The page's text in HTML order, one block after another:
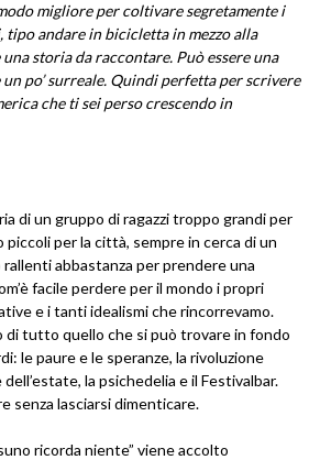
migliore per coltivare segretamente i
andare in bicicletta in mezzo alla
una storia da raccontare. Può essere una
un po’ surreale. Quindi perfetta per scrivere
che ti sei perso crescendo in
di un gruppo di ragazzi troppo grandi per
piccoli per la città, sempre in cerca di un
abbastanza per prendere una
facile perdere per il mondo i propri
e i tanti idealismi che rincorrevamo.
di tutto quello che si può trovare in fondo
le paure e le speranze, la rivoluzione
la psichedelia e il Festivalbar.
senza lasciarsi dimenticare.
ricorda niente” viene accolto